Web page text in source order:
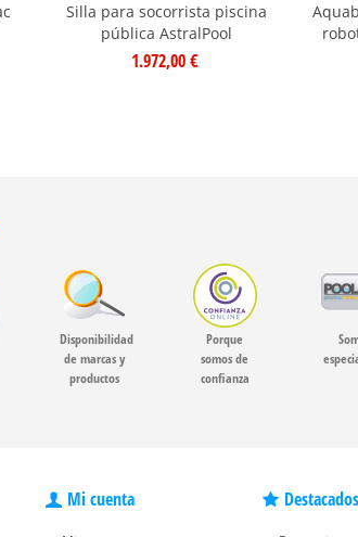
Silla para socorrista piscina
pública AstralPool
1.972,00 €
Disponibilidad
de marcas y
productos
Porque
somos de
confianza
Mi cuenta Destacados